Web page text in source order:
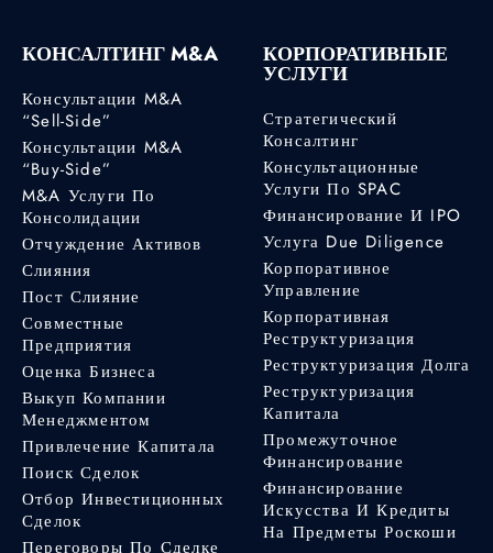
КОНСАЛТИНГ M&A
Консультации M&A
“Sell-Side”
Консультации M&A
“Buy-Side”
M&A Услуги По
Консолидации
Отчуждение Активов
Слияния
Пост Слияние
Совместные
Предприятия
Оценка Бизнеса
Выкуп Компании
Менеджментом
Привлечение Капитала
Поиск Сделок
Отбор Инвестиционных
Сделок
Переговоры По Сделке
КОРПОРАТИВНЫЕ
УСЛУГИ
Стратегический
Консалтинг
Консультационные
Услуги По SPAC
Финансирование И IPO
Услуга Due Diligence
Корпоративное
Управление
Корпоративная
Реструктуризация
Реструктуризация Долга
Реструктуризация
Капитала
Промежуточное
Финансирование
Финансирование
Искусства И Кредиты
На Предметы Роскоши